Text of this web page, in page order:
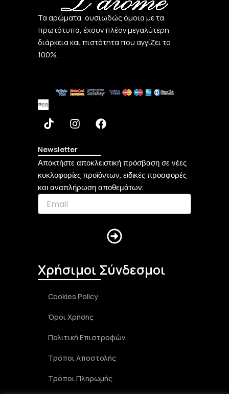
Τα αρώματα, ουσιωδώς όμοια με τα
πρωτότυπα, έχουν πλέον μεγαλύτερη
διάρκεια και πιστότητα που αγγίζει το
100%.
T
i
t
o
k
I
n
t
a
g
r
a
F
a
b
o
o
k
Newsletter
Αποκτήστε αποκλειστική πρόσβαση σε νέες
κυκλοφορίες προϊόντων, ειδικές προσφορές
και αναπλήρωση αποθεμάτων.
Submit
Χρήσιμοι Σύνδεσμοι
Cookies Policy
Όροι Χρήσης
Πολιτική Επιστροφών
Τρόποι Αποστολής
Τρόποι Πληρωμής